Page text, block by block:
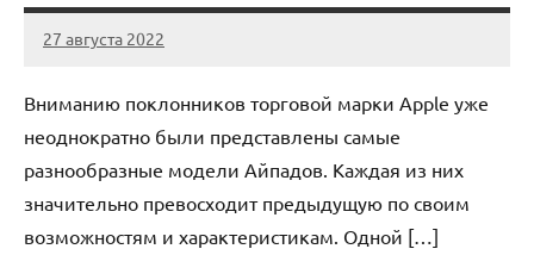
27 августа 2022
immo_navi_ru
Нет
Вниманию поклонников торговой марки Apple уже
неоднократно были представлены самые
разнообразные модели Айпадов. Каждая из них
значительно превосходит предыдущую по своим
возможностям и характеристикам. Одной […]